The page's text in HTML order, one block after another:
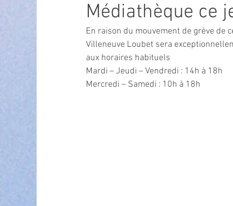
ECO MOBILITE PETITE ENFANCE
PRESSE
Médiathèque ce
En raison du mouvement de grève de
Villeneuve Loubet sera
aux horaires habituels
Mardi – Jeudi – Vendredi : 14h à 18h
Mercredi – Samedi : 10h à 18h